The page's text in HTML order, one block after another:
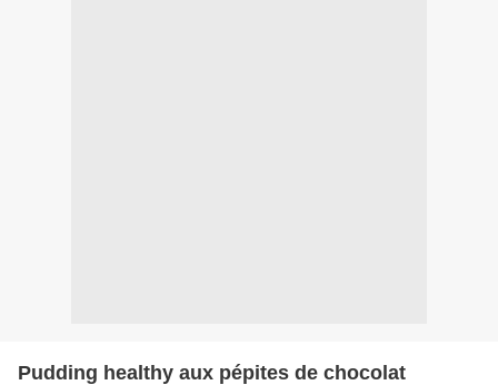
Pudding healthy aux pépites de chocolat